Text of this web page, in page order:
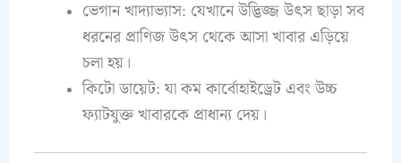
ভেগান খাদ্যাভ্যাস: যেখানে উদ্ভিজ্জ উৎস ছাড়া সব
ধরনের প্রাণিজ উৎস থেকে আসা খাবার এড়িয়ে
চলা হয়।
কিটো ডায়েট: যা কম কার্বোহাইড্রেট এবং উচ্চ
ফ্যাটযুক্ত খাবারকে প্রাধান্য দেয়।